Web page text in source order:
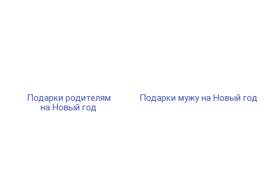
Подарки родителям
на Новый год
Подарки мужу на Новый год